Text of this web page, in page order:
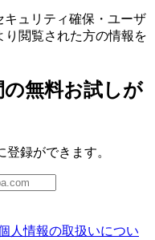
キュリティ確保・ユーザ
り閲覧された方の情報を
の無料お試しが
録ができます。
人情報の取扱いについ